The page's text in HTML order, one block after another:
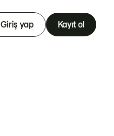
Giriş yap Kayıt ol